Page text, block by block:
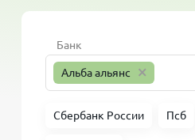
Банк
Альба альянс ×
Сбербанк России Псб